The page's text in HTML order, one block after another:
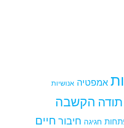
אמפטיה אנושיות
הקשבה
חגיגה חיבור חיים